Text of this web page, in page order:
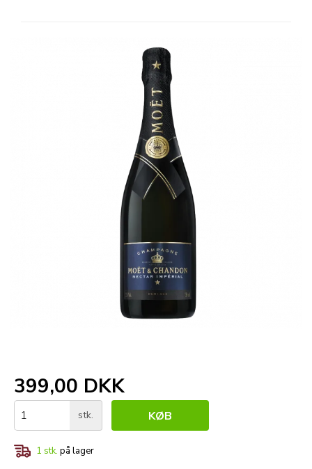
399,00 DKK
stk. KØB
1 stk. på lager